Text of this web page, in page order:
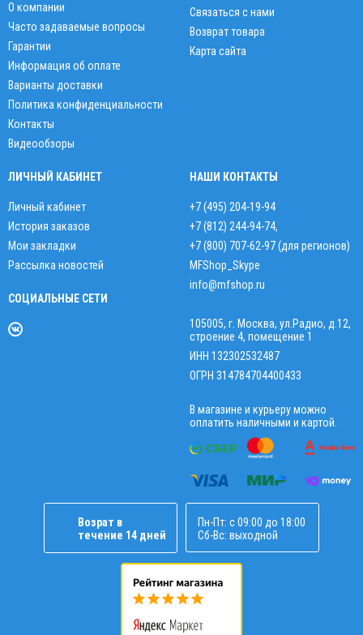
О компании
Часто задаваемые вопросы
Гарантии
Информация об оплате
Варианты доставки
Политика конфиденциальности
Контакты
Видеообзоры
Связаться с нами
Возврат товара
Карта сайта
ЛИЧНЫЙ КАБИНЕТ
Личный кабинет
История заказов
Мои закладки
Рассылка новостей
СОЦИАЛЬНЫЕ СЕТИ
НАШИ КОНТАКТЫ
+7 (495) 204-19-94
+7 (812) 244-94-74,
+7 (800) 707-62-97 (для регионов)
MFShop_Skype
info@mfshop.ru
105005, г. Москва, ул.Радио, д.12,
строение 4, помещение 1
ИНН 132302532487
ОГРН 314784704400433
В магазине и курьеру можно
оплатить наличными и картой.
Возрат в
течение 14 дней
Пн-Пт: с 09:00 до 18:00
Сб-Вс: выходной